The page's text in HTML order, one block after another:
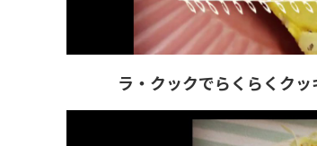
ラ・クックでらくらくクッ